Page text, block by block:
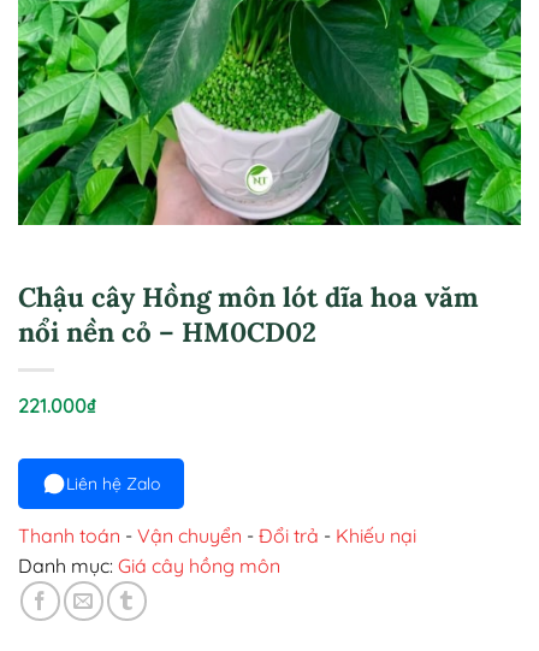
Chậu cây Hồng môn lót dĩa hoa văm
nổi nền cỏ – HM0CD02
221.000₫
Liên hệ Zalo
Thanh toán - Vận chuyển - Đổi trả - Khiếu nại
Danh mục: Giá cây hồng môn